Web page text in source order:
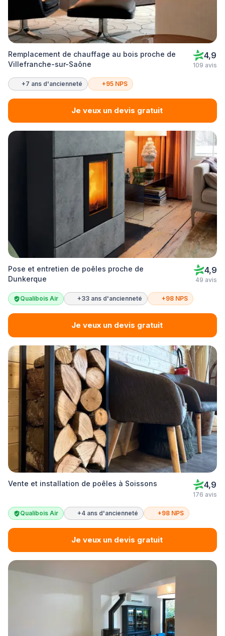
Remplacement de chauffage au bois proche de
Villefranche-sur-Saône
4,9
109 avis
+7 ans d'ancienneté +95 NPS
Je veux un devis gratuit
Pose et entretien de poêles proche de
Dunkerque
4,9
49 avis
Qualibois Air +33 ans d'ancienneté +98 NPS
Je veux un devis gratuit
Vente et installation de poêles à Soissons 4,9
176 avis
Qualibois Air +4 ans d'ancienneté +98 NPS
Je veux un devis gratuit